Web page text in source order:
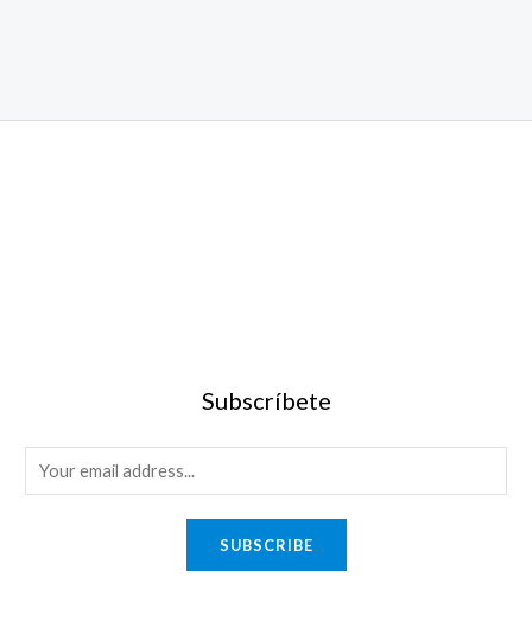
Subscríbete
SUBSCRIBE